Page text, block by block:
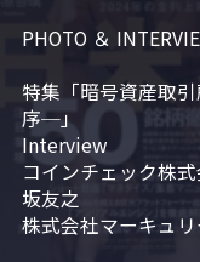
PHOTO ＆
特集「暗号資産取
序─」
Interview
コインチェック株
坂友之
株式会社マーキュ